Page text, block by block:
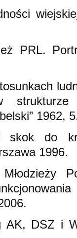
PRL.
1962,
do
1996.
DSZ i